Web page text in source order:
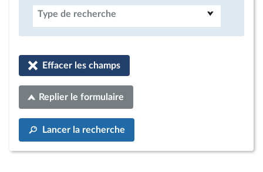
Type de recherche
Effacer les champs
Replier le formulaire
Lancer la recherche